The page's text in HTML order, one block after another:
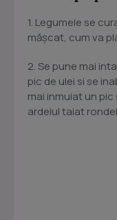
1. Legumele se
măşcat, cum va
2. Se pune mai
pic de ulei si se
mai inmuiat un
ardeiul taiat